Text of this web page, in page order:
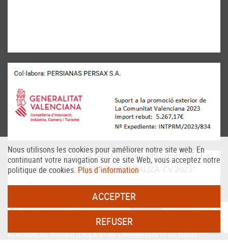
PERSAX, S.A. Dans le cadre du programme ICEX Next, il a
bénéficié du soutien d'ICEX et du cofinancement du fonds
Nous utilisons les cookies pour améliorer notre site web. En
continuant votre navigation sur ce site Web, vous acceptez notre
politique de cookies.Plus d´information
ACCEPTER
REFUSER